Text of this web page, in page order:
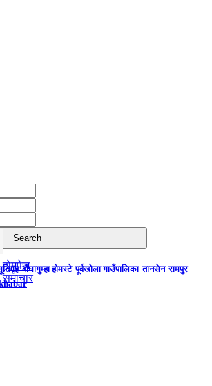
बौघागुम्हा होमस्टे पूर्वखोला गाउँपालिका तानसेन रामपुर
होमपेज
समाचार